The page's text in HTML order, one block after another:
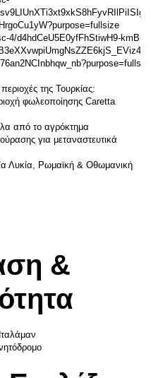
της Τουρκίας:
φωλεοποίησης Caretta
από το αγρόκτημα
για μεταναστευτικά
Λυκία, Ρωμαϊκή & Οθωμανική
&